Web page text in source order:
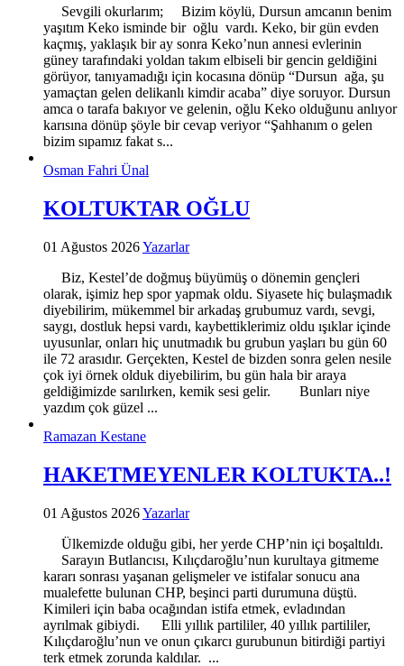
Sevgili okurlarım; Bizim köylü, Dursun amcanın benim
yaşıtım Keko isminde bir oğlu vardı. Keko, bir gün evden
kaçmış, yaklaşık bir ay sonra Keko’nun annesi evlerinin
güney tarafındaki yoldan takım elbiseli bir gencin geldiğini
görüyor, tanıyamadığı için kocasına dönüp “Dursun ağa, şu
yamaçtan gelen delikanlı kimdir acaba” diye soruyor. Dursun
amca o tarafa bakıyor ve gelenin, oğlu Keko olduğunu anlıyor
karısına dönüp şöyle bir cevap veriyor “Şahhanım o gelen
bizim sıpamız fakat s...
Osman Fahri Ünal
KOLTUKTAR OĞLU
01 Ağustos 2026Yazarlar
Biz, Kestel’de doğmuş büyümüş o dönemin gençleri
olarak, işimiz hep spor yapmak oldu. Siyasete hiç bulaşmadık
diyebilirim, mükemmel bir arkadaş grubumuz vardı, sevgi,
saygı, dostluk hepsi vardı, kaybettiklerimiz oldu ışıklar içinde
uyusunlar, onları hiç unutmadık bu grubun yaşları bu gün 60
ile 72 arasıdır. Gerçekten, Kestel de bizden sonra gelen nesile
çok iyi örnek olduk diyebilirim, bu gün hala bir araya
geldiğimizde sarılırken, kemik sesi gelir. Bunları niye
yazdım çok güzel ...
Ramazan Kestane
HAKETMEYENLER KOLTUKTA..!
01 Ağustos 2026Yazarlar
Ülkemizde olduğu gibi, her yerde CHP’nin içi boşaltıldı.
Sarayın Butlancısı, Kılıçdaroğlu’nun kurultaya gitmeme
kararı sonrası yaşanan gelişmeler ve istifalar sonucu ana
mualefette bulunan CHP, beşinci parti durumuna düştü.
Kimileri için baba ocağından istifa etmek, evladından
ayrılmak gibiydi. Elli yıllık partililer, 40 yıllık partililer,
Kılıçdaroğlu’nun ve onun çıkarcı gurubunun bitirdiği partiyi
terk etmek zorunda kaldılar. ...